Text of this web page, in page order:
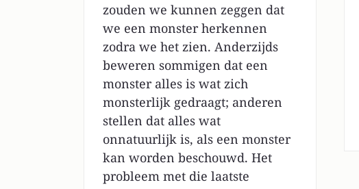
zouden we kunnen zeggen dat
we een monster herkennen
zodra we het zien. Anderzijds
beweren sommigen dat een
monster alles is wat zich
monsterlijk gedraagt; anderen
stellen dat alles wat
onnatuurlijk is, als een monster
kan worden beschouwd. Het
probleem met die laatste